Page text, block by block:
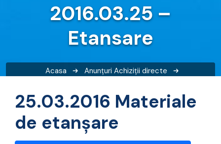
2016.03.25 –
Etansare
Acasa Anunțuri Achiziții directe
25.03.2016 Materiale
de etanșare